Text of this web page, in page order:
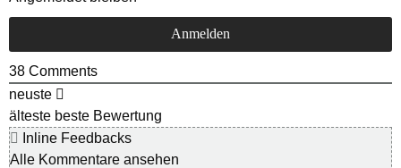
38 Comments
neuste
älteste beste Bewertung
Inline Feedbacks
Alle Kommentare ansehen